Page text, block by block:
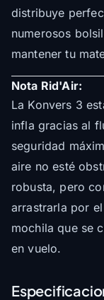
distribuye
numerosos
mantener tu
Nota Rid'Air:
La Konvers 3
infla gracias al
seguridad
aire no esté
robusta, pero
arrastrarla por
mochila que se
en vuelo.